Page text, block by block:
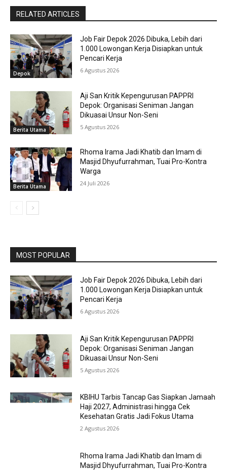
RELATED ARTICLES
Depok
Job Fair Depok 2026 Dibuka, Lebih dari
1.000 Lowongan Kerja Disiapkan untuk
Pencari Kerja
6 Agustus 2026
Berita Utama
Aji San Kritik Kepengurusan PAPPRI
Depok: Organisasi Seniman Jangan
Dikuasai Unsur Non-Seni
5 Agustus 2026
Berita Utama
Rhoma Irama Jadi Khatib dan Imam di
Masjid Dhyufurrahman, Tuai Pro-Kontra
Warga
24 Juli 2026
MOST POPULAR
Job Fair Depok 2026 Dibuka, Lebih dari
1.000 Lowongan Kerja Disiapkan untuk
Pencari Kerja
6 Agustus 2026
Aji San Kritik Kepengurusan PAPPRI
Depok: Organisasi Seniman Jangan
Dikuasai Unsur Non-Seni
5 Agustus 2026
KBIHU Tarbis Tancap Gas Siapkan Jamaah
Haji 2027, Administrasi hingga Cek
Kesehatan Gratis Jadi Fokus Utama
2 Agustus 2026
Rhoma Irama Jadi Khatib dan Imam di
Masjid Dhyufurrahman, Tuai Pro-Kontra